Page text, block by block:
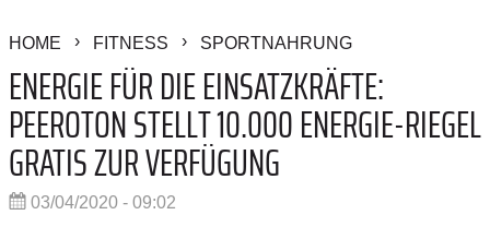
HOME FITNESS SPORTNAHRUNG
ENERGIE FÜR DIE EINSATZKRÄFTE:
PEEROTON STELLT 10.000 ENERGIE-RIEGEL
GRATIS ZUR VERFÜGUNG
03/04/2020 - 09:02